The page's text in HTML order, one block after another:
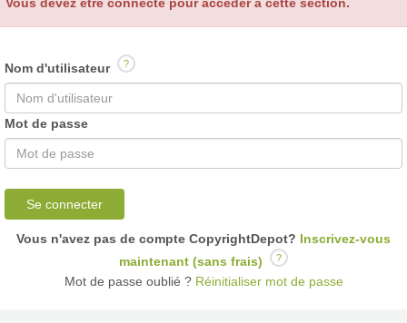
Nom d'utilisateur ?
Mot de passe
Se connecter
Vous n'avez pas de compte CopyrightDepot? Inscrivez-vous
maintenant (sans frais)
?
Mot de passe oublié ?Réinitialiser mot de passe